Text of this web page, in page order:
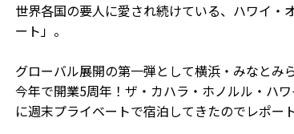
世界各国の要人に愛され続けている、ハワイ・
ート」。
グローバル展開の第一弾として横浜・みなとみ
今年で開業5周年！ザ・カハラ・ホノルル・ハ
に週末プライベートで宿泊してきたのでレポート